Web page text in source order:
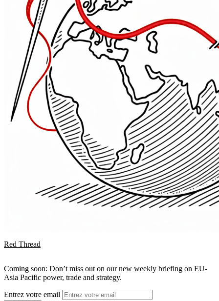
Red Thread
Coming soon: Don’t miss out on our new weekly briefing on EU-
Asia Pacific power, trade and strategy.
Entrez votre email